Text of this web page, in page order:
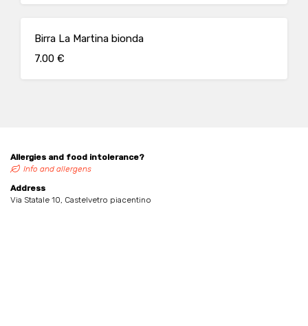
Birra La Martina bionda
7.00 €
Allergies and food intolerance?
Info and allergens
Address
Via Statale 10, Castelvetro piacentino